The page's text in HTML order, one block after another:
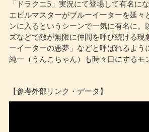
「ドラクエ5」実況にて登場して有名に
エビルマスターがブルーイーターを延々
ンに入るというシーンで一気に有名に。
ズなどで敵が無限に仲間を呼び続ける現
ーイーターの悪夢」などと呼ばれるよう
純一（うんこちゃん）も時々口にするモ
【参考外部リンク・データ】